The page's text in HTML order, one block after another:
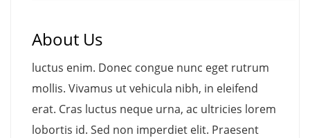
About Us
luctus enim. Donec congue nunc eget rutrum
mollis. Vivamus ut vehicula nibh, in eleifend
erat. Cras luctus neque urna, ac ultricies lorem
lobortis id. Sed non imperdiet elit. Praesent